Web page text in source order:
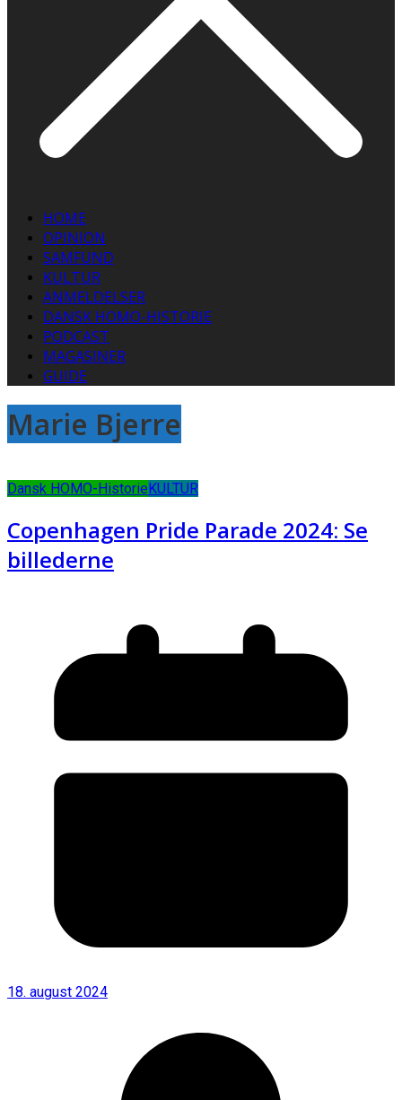
HOME
OPINION
SAMFUND
KULTUR
ANMELDELSER
DANSK HOMO-HISTORIE
PODCAST
MAGASINER
GUIDE
Marie Bjerre
Dansk HOMO-HistorieKULTUR
Copenhagen Pride Parade 2024: Se
billederne
18. august 2024